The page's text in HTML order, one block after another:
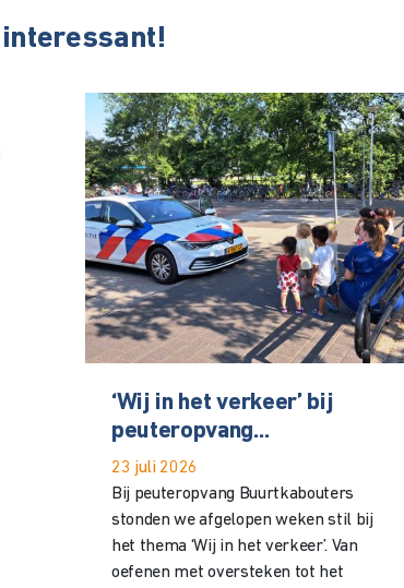
‘Wij in het verkeer’ bij
peuteropvang...
23 juli 2026
Bij peuteropvang Buurtkabouters
stonden we afgelopen weken stil bij
het thema ‘Wij in het verkeer’. Van
oefenen met oversteken tot het